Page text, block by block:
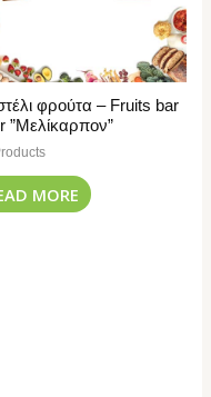
φρούτα – Fruits bar
”Μελίκαρπον”
MORE